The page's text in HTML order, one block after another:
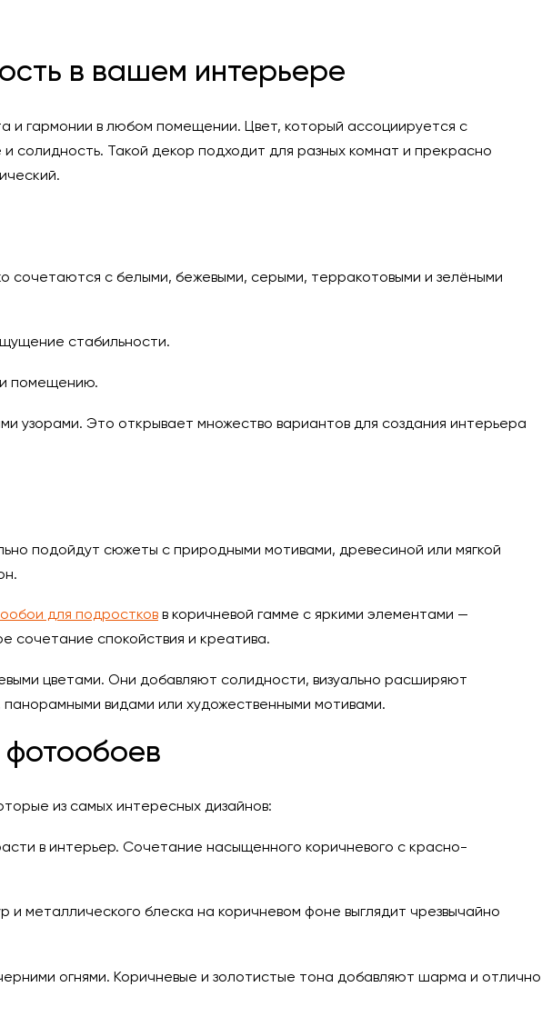
в вашем интерьере
гармонии в любом помещении. Цвет, который ассоциируется с
солидность. Такой декор подходит для разных комнат и прекрасно
сочетаются с белыми, бежевыми, серыми, терракотовыми и зелёными
стабильности.
помещению.
узорами. Это открывает множество вариантов для создания интерьера
подойдут сюжеты с природными мотивами, древесиной или мягкой
для подростков в коричневой гамме с яркими элементами —
сочетание спокойствия и креатива.
цветами. Они добавляют солидности, визуально расширяют
видами или художественными мотивами.
из самых интересных дизайнов:
в интерьер. Сочетание насыщенного коричневого с красно-
и металлического блеска на коричневом фоне выглядит чрезвычайно
огнями. Коричневые и золотистые тона добавляют шарма и отлично